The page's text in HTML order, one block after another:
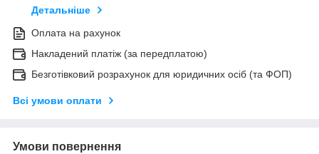
Детальніше
Оплата на рахунок
Накладений платіж (за передплатою)
Безготівковий розрахунок для юридичних осіб (та ФОП)
Всі умови оплати
Умови повернення